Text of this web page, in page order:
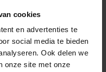
cookies
en advertenties te
social media te bieden
Ook delen we
onze site met onze